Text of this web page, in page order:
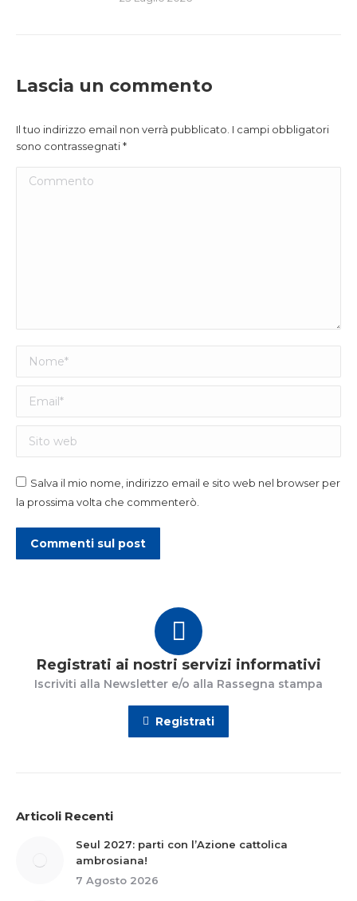
Lascia un commento
Il tuo indirizzo email non verrà pubblicato. I campi obbligatori
sono contrassegnati*
Commento
Nome *
Email *
Sito web
Salva il mio nome, indirizzo email e sito web nel browser per
la prossima volta che commenterò.
Commenti sul post
Registrati ai nostri servizi informativi
Iscriviti alla Newsletter e/o alla Rassegna stampa
Registrati
Articoli Recenti
Seul 2027: parti con l’Azione cattolica
ambrosiana!
7 Agosto 2026